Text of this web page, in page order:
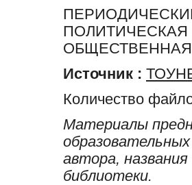
Источник :
Количество
Материалы
автора,
библиотеки.